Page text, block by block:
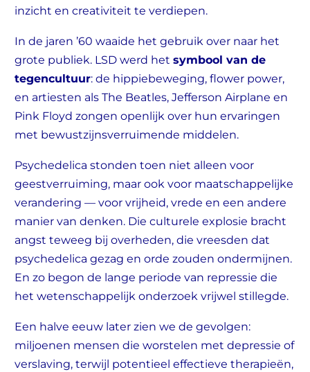
inzicht en creativiteit te verdiepen.
In de jaren ’60 waaide het gebruik over naar het
grote publiek. LSD werd het symbool van de
tegencultuur: de hippiebeweging, flower power,
en artiesten als The Beatles, Jefferson Airplane en
Pink Floyd zongen openlijk over hun ervaringen
met bewustzijnsverruimende middelen.
Psychedelica stonden toen niet alleen voor
geestverruiming, maar ook voor maatschappelijke
verandering — voor vrijheid, vrede en een andere
manier van denken. Die culturele explosie bracht
angst teweeg bij overheden, die vreesden dat
psychedelica gezag en orde zouden ondermijnen.
En zo begon de lange periode van repressie die
het wetenschappelijk onderzoek vrijwel stillegde.
Een halve eeuw later zien we de gevolgen:
miljoenen mensen die worstelen met depressie of
verslaving, terwijl potentieel effectieve therapieën,